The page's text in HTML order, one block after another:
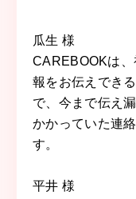
瓜生 様
CAREBOOKは
報をお伝えでき
で、今まで伝え
かかっていた連
す。
平井 様